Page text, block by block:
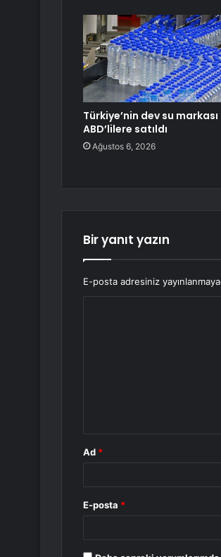
Türkiye’nin dev su markası
ABD’lilere satıldı
Ağustos 6, 2026
Bir yanıt yazın
E-posta adresiniz
Ad *
E-posta *